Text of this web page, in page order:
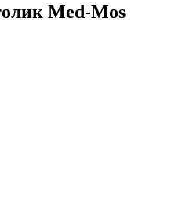
Med-Mos